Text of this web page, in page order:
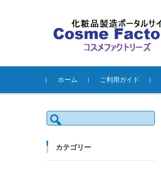
コンテンツに移動
ホーム
ご利用ガイド
検
索:
カテゴリー